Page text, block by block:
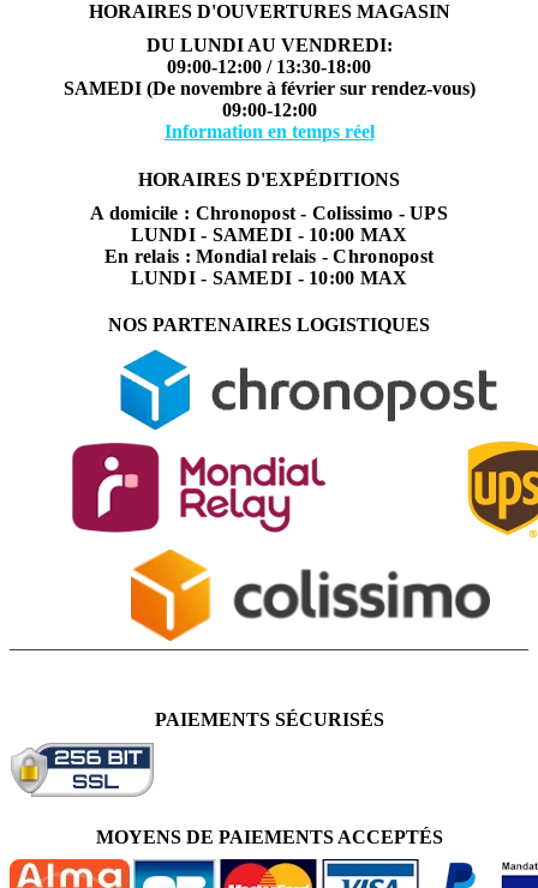
HORAIRES D'OUVERTURES MAGASIN
DU LUNDI AU VENDREDI:
09:00-12:00 / 13:30-18:00
SAMEDI (De novembre à février sur rendez-vous)
09:00-12:00
Information en temps réel
HORAIRES D'EXPÉDITIONS
A domicile : Chronopost - Colissimo - UPS
LUNDI - SAMEDI - 10:00 MAX
En relais : Mondial relais - Chronopost
LUNDI - SAMEDI - 10:00 MAX
NOS PARTENAIRES LOGISTIQUES
PAIEMENTS SÉCURISÉS
MOYENS DE PAIEMENTS ACCEPTÉS